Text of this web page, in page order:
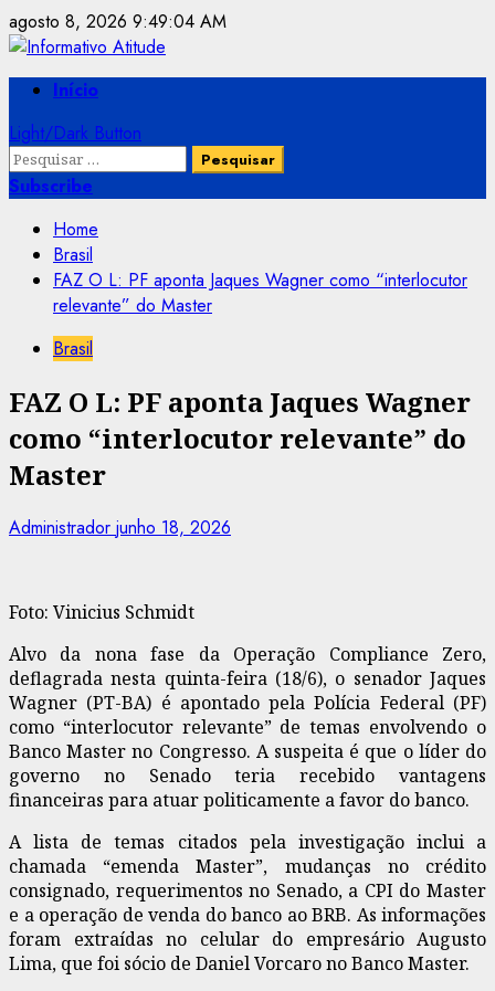
Skip
to
content
agosto 8, 2026 9:49:05 AM
PrimaryInício
Light/Dark Button
Pesquisar
por:
Subscribe
Home
Brasil
FAZ O L: PF aponta Jaques Wagner como “interlocutor
relevante” do Master
Brasil
FAZ O L: PF aponta Jaques Wagner
como “interlocutor relevante” do
Master
Administrador junho 18, 2026
Foto: Vinicius Schmidt
Alvo da nona fase da Operação Compliance Zero,
deflagrada nesta quinta-feira (18/6), o senador Jaques
Wagner (PT-BA) é apontado pela Polícia Federal (PF)
como “interlocutor relevante” de temas envolvendo o
Banco Master no Congresso. A suspeita é que o líder do
governo no Senado teria recebido vantagens
financeiras para atuar politicamente a favor do banco.
A lista de temas citados pela investigação inclui a
chamada “emenda Master”, mudanças no crédito
consignado, requerimentos no Senado, a CPI do Master
e a operação de venda do banco ao BRB. As informações
foram extraídas no celular do empresário Augusto
Lima, que foi sócio de Daniel Vorcaro no Banco Master.